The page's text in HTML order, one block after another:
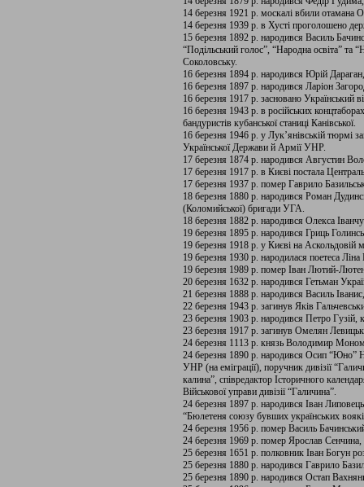
14 березня 1921 р. москалі вбили отамана
14 березня 1939 р. в Хусті проголошено
15 березня 1892 р. народився Василь
“Подільський голос”, “Народна освіта”
Соколовську.
16 березня 1894 р. народився Юрій
16 березня 1897 р. народився Ларіон
16 березня 1917 р. засновано Український
16 березня 1943 р. в російських
бандуристів кубанської станиці Канівської.
16 березня 1946 р. у Лук’янівській тюрмі
Української Держави й Армії УНР.
17 березня 1874 р. народився Августин
17 березня 1917 р. в Києві постала
17 березня 1937 р. помер Гаврило
18 березня 1880 р. народився Роман
(Коломийської) бригади УГА.
18 березня 1882 р. народився Олекса
19 березня 1895 р. народився Гриць
19 березня 1918 р. у Києві на Аскольдовій
19 березня 1930 р. народилася поетеса Ліна
19 березня 1989 р. помер Іван Лютий-
20 березня 1632 р. народився Гетьман
21 березня 1888 р. народився Василь
22 березня 1943 р. загинув Яків
23 березня 1903 р. народився Петро Гузій,
23 березня 1917 р. загинув Омелян
24 березня 1113 р. князь Володимир
24 березня 1890 р. народився Осип
УНР (на еміграції), поручник дивізії
калина”, співредактор Історичного
Військової управи дивізії “Галичина”.
24 березня 1897 р. народився Іван
“Бюлетеня союзу бувших українських
24 березня 1956 р. помер Василь
24 березня 1969 р. помер Ярослав Сенчина,
25 березня 1651 р. полковник Іван Богун
25 березня 1880 р. народився Гаврило
25 березня 1890 р. народився Остап